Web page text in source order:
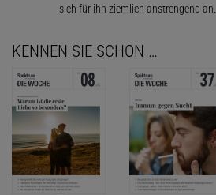
sich für ihn ziemlich anstrengend an.
KENNEN SIE SCHON …